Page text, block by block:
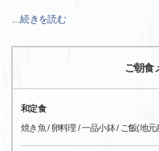
…続きを読む
ご朝食
和定食
焼き魚 / 卵料理 / 一品小鉢 / ご飯(地